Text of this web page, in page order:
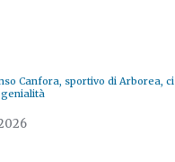
Canfora, sportivo di Arborea, ci